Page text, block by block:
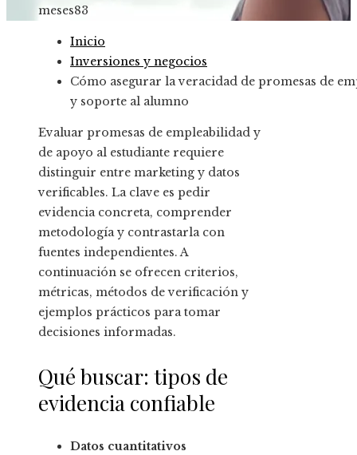
meses83
Inicio
Inversiones y negocios
Cómo asegurar la veracidad de promesas de
y soporte al alumno
Evaluar promesas de empleabilidad y
de apoyo al estudiante requiere
distinguir entre marketing y datos
verificables. La clave es pedir
evidencia concreta, comprender
metodología y contrastarla con
fuentes independientes. A
continuación se ofrecen criterios,
métricas, métodos de verificación y
ejemplos prácticos para tomar
decisiones informadas.
Qué buscar: tipos de
evidencia confiable
Datos cuantitativos